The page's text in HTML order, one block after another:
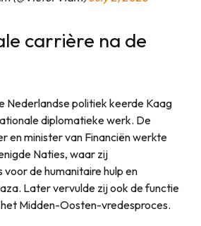
carrière na de
Nederlandse politiek keerde Kaag
diplomatieke werk. De
en minister van Financiën werkte
Naties, waar zij
de humanitaire hulp en
Later vervulde zij ook de functie
Midden-Oosten-vredesproces.